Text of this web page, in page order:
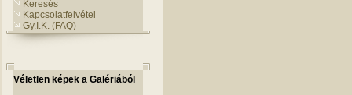
Keresés
Kapcsolatfelvétel
Gy.I.K. (FAQ)
Véletlen képek a Galériából